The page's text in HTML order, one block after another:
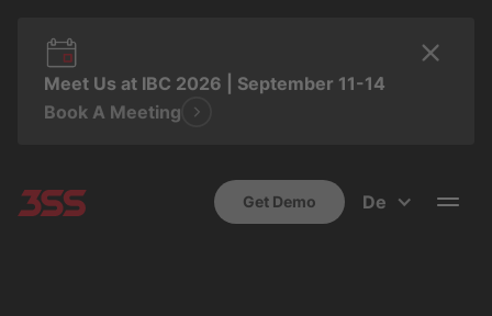
Meet Us at IBC 2026 | September 11-14
Book A Meeting
Get Demo De